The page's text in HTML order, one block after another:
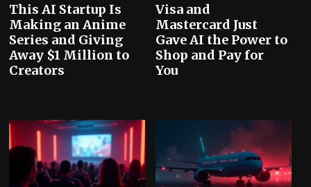
This AI Startup Is
Making an Anime
Series and Giving
Away $1 Million to
Creators
Visa and
Mastercard Just
Gave AI the Power to
Shop and Pay for
You